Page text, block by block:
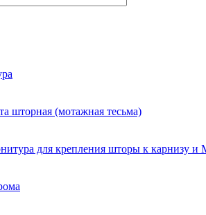
шторная (мотажная тесьма)
для крепления шторы к карнизу и